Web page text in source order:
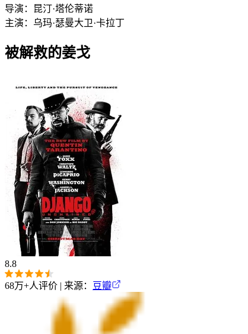
导演：
昆汀·塔伦蒂诺
主演： 乌玛·瑟曼大卫·卡拉丁
被解救的姜戈
8.8
68万+人评价 | 来源： 豆瓣